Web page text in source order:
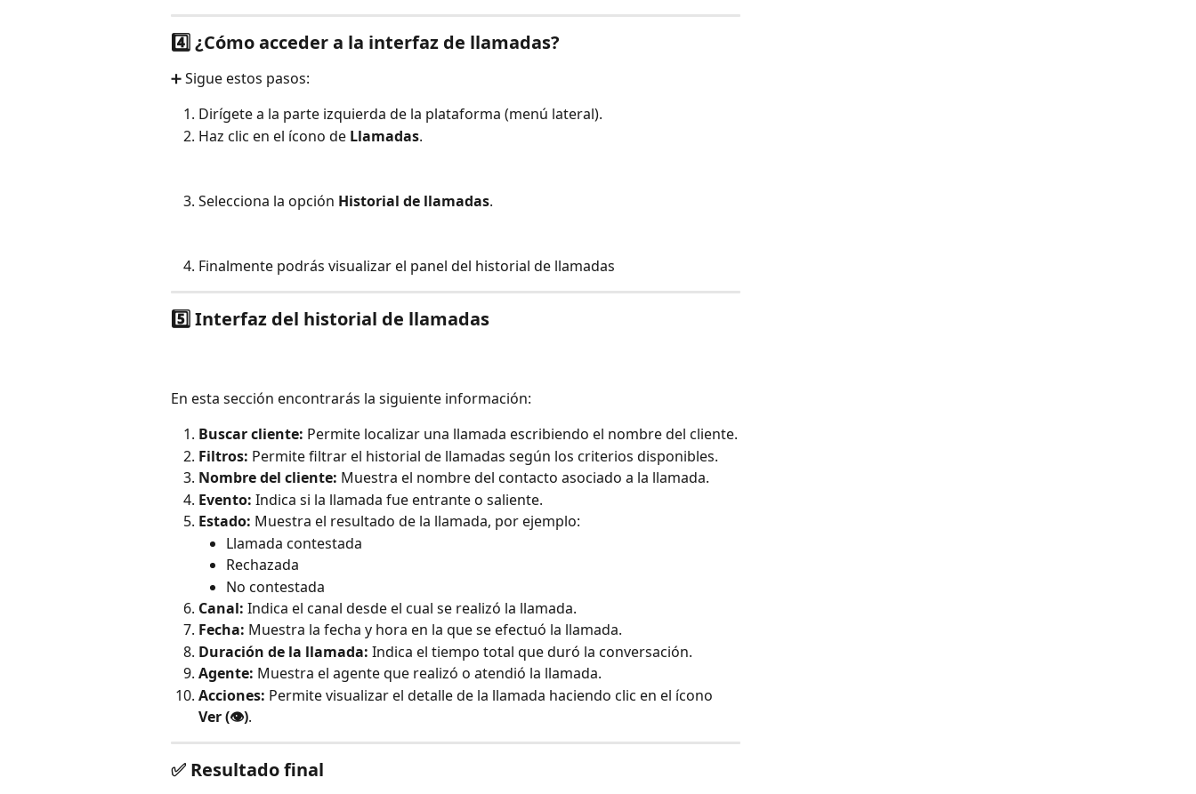
4️⃣ ¿Cómo acceder a la interfaz de llamadas?
➕ Sigue estos pasos:
Dirígete a la parte izquierda de la plataforma (menú lateral).
Haz clic en el ícono de Llamadas.
Selecciona la opción Historial de llamadas.
Finalmente podrás visualizar el panel del historial de llamadas
5️⃣ Interfaz del historial de llamadas
En esta sección encontrarás la siguiente información:
Buscar cliente: Permite localizar una llamada escribiendo el nombre del cliente.
Filtros: Permite filtrar el historial de llamadas según los criterios disponibles.
Nombre del cliente: Muestra el nombre del contacto asociado a la llamada.
Evento: Indica si la llamada fue entrante o saliente.
Estado: Muestra el resultado de la llamada, por ejemplo:
Llamada contestada
Rechazada
No contestada
Canal: Indica el canal desde el cual se realizó la llamada.
Fecha: Muestra la fecha y hora en la que se efectuó la llamada.
Duración de la llamada: Indica el tiempo total que duró la conversación.
Agente: Muestra el agente que realizó o atendió la llamada.
Acciones: Permite visualizar el detalle de la llamada haciendo clic en el ícono
Ver (👁️).
✅ Resultado final